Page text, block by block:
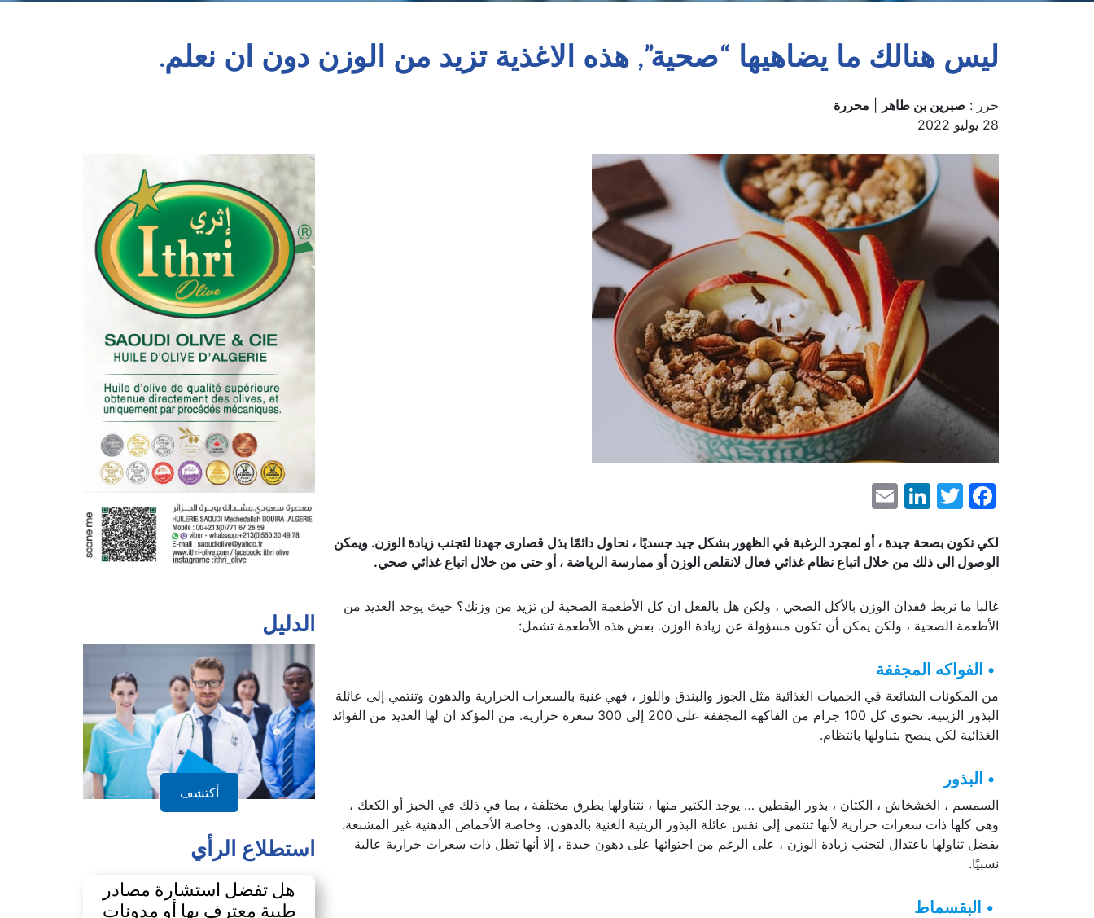
ليس هنالك ما يضاهيها “صحية”, هذه الاغذية تزيد من الوزن دون ان نعلم.
حرر : صبرين بن طاهر
محررة
28 يوليو 2022
Facebook
Twitter
LinkedIn
لكي نكون بصحة جيدة ، أو لمجرد الرغبة في الظهور بشكل جيد جسديًا ، نحاول دائمًا بذل قصارى جهدنا لتجنب زيادة الوزن. ويمكن
الوصول الى ذلك من خلال اتباع نظام غذائي فعال لانقلص الوزن أو ممارسة الرياضة ، أو حتى من خلال اتباع غذائي صحي.
غالبا ما نربط فقدان الوزن بالأكل الصحي ، ولكن هل بالفعل ان كل الأطعمة الصحية لن تزيد من وزنك؟ حيث يوجد العديد من
الأطعمة الصحية ، ولكن يمكن أن تكون مسؤولة عن زيادة الوزن. بعض هذه الأطعمة تشمل:
• الفواكه المجففة
من المكونات الشائعة في الحميات الغذائية مثل الجوز والبندق واللوز ، فهي غنية بالسعرات الحرارية والدهون وتنتمي إلى عائلة
البذور الزيتية. تحتوي كل 100 جرام من الفاكهة المجففة على 200 إلى 300 سعرة حرارية. من المؤكد ان لها العديد من الفوائد
الغذائية لكن ينصح بتناولها بانتظام.
• البذور
السمسم ، الخشخاش ، الكتان ، بذور اليقطين … يوجد الكثير منها ، نتناولها بطرق مختلفة ، بما في ذلك في الخبز أو الكعك ،
وهي كلها ذات سعرات حرارية لأنها تنتمي إلى نفس عائلة البذور الزيتية الغنية بالدهون، وخاصة الأحماض الدهنية غير المشبعة.
يفضل تناولها باعتدال لتجنب زيادة الوزن ، على الرغم من احتوائها على دهون جيدة ، إلا أنها تظل ذات سعرات حرارية عالية
نسبيًا.
• البقسماط
الدليل
أكتشف
استطلاع الرأي
هل تفضل استشارة مصادر
طبية معترف بها أو مدونات